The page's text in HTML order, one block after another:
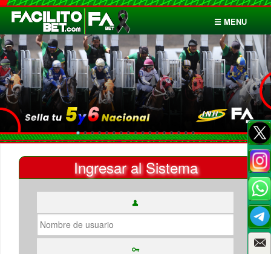
☰ MENU
Inicio
Apuestas
Cuentas
Ingresar al Sistema